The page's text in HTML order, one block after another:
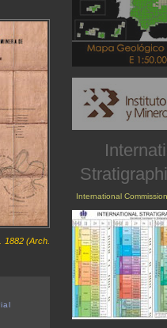
(Arch.
International